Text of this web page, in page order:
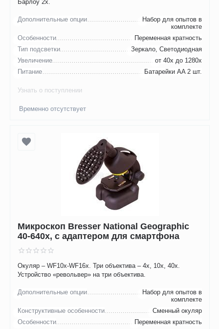
Барлоу 2х.
Дополнительные опции
Набор для опытов в
комплекте
Особенности
Переменная кратность
Тип подсветки
Зеркало, Светодиодная
Увеличение
от 40х до 1280х
Питание
Батарейки AA 2 шт.
Узнать о поступлении
Временно отсутствует
Микроскоп Bresser National Geographic
40-640x, с адаптером для смартфона
Окуляр – WF10x-WF16x. Три объектива – 4х, 10х, 40х.
Устройство «револьвер» на три объектива.
Дополнительные опции
Набор для опытов в
комплекте
Конструктивные особенности
Сменный окуляр
Особенности
Переменная кратность